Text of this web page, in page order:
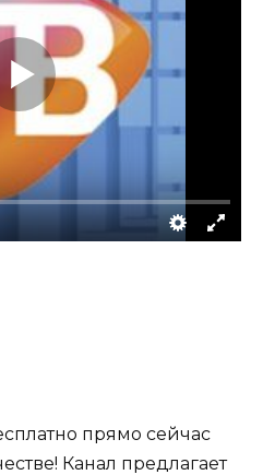
прямо сейчас
Канал предлагает